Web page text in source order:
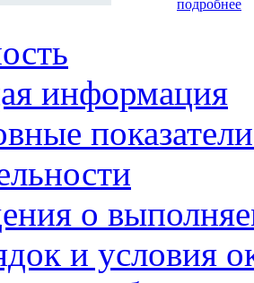
подробнее
информация
о
и условия